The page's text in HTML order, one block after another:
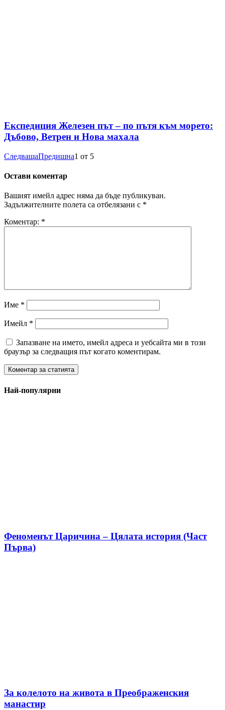
Експедиция Железен път – по пътя към морето:
Дъбово, Ветрен и Нова махала
СледващаПредишна1 от 5
Остави коментар
Вашият имейл адрес няма да бъде публикуван.
Задължителните полета са отбелязани с *
Коментар: *
Име *
Имейл *
Запазване на името, имейл адреса и уебсайта ми в този
браузър за следващия път когато коментирам.
Най-популярни
Феноменът Царичина – Цялата история (Част
Първа)
За колелото на живота в Преображенския
манастир